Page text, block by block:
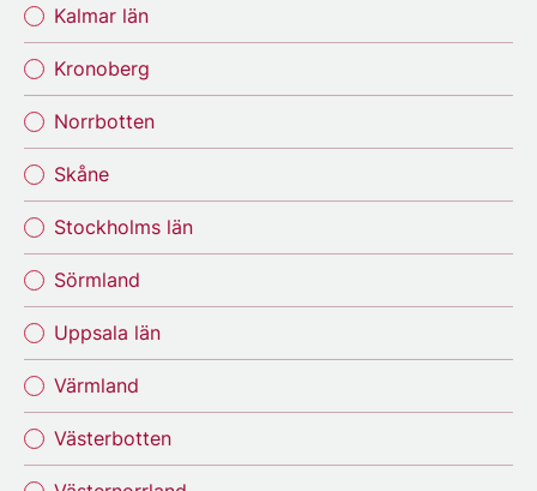
Kalmar län
Kronoberg
Norrbotten
Skåne
Stockholms län
Sörmland
Uppsala län
Värmland
Västerbotten